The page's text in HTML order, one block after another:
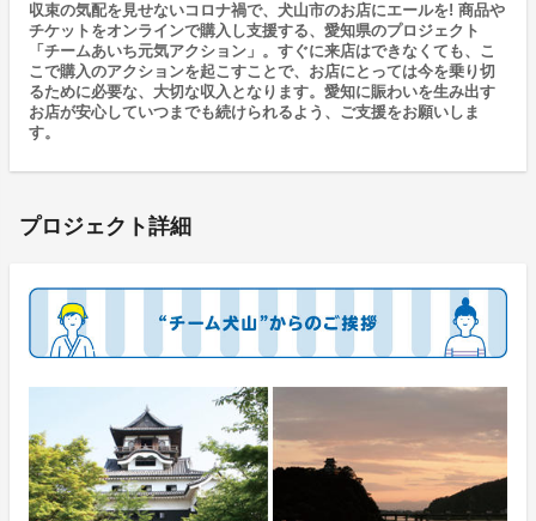
収束の気配を見せないコロナ禍で、犬山市のお店にエールを! 商品や
チケットをオンラインで購入し支援する、愛知県のプロジェクト
「チームあいち元気アクション」。すぐに来店はできなくても、こ
こで購入のアクションを起こすことで、お店にとっては今を乗り切
るために必要な、大切な収入となります。愛知に賑わいを生み出す
お店が安心していつまでも続けられるよう、ご支援をお願いしま
す。
プロジェクト詳細